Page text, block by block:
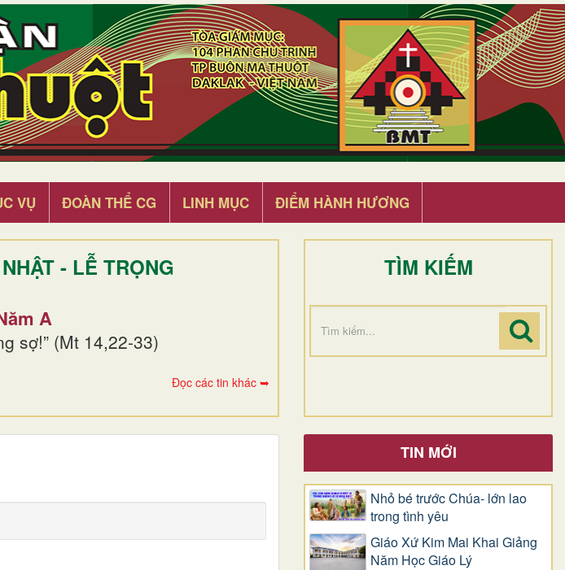
VỤ ĐOÀN THỂ CG LINH MỤC ĐIỂM HÀNH HƯƠNG
- LỄ TRỌNG
A
sợ!” (Mt 14,22-33)
Đọc các tin khác ➥
TÌM KIẾM
TIN MỚI
Nhỏ bé trước Chúa- lớn lao
trong tình yêu
Giáo Xứ Kim Mai Khai Giảng
Năm Học Giáo Lý